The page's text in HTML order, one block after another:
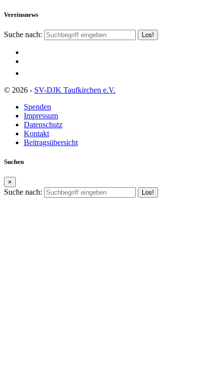
Vereinsnews
Suche nach:
© 2026 - SV-DJK Taufkirchen e.V.
Spenden
Impressum
Datenschutz
Kontakt
Beitragsübersicht
Suchen
×
Suche nach: